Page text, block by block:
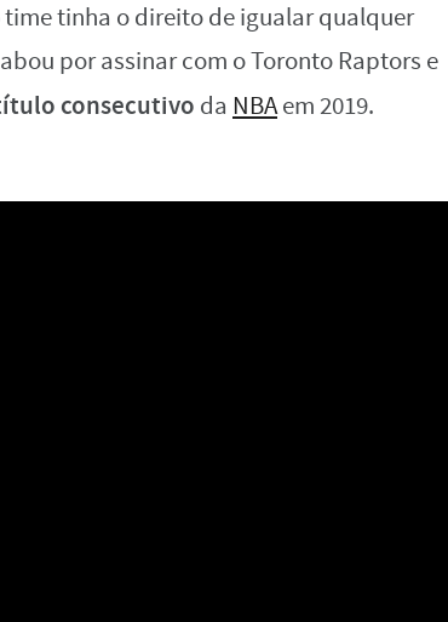
tinha o direito de igualar qualquer
por assinar com o Toronto Raptors e
consecutivo da NBAem 2019.